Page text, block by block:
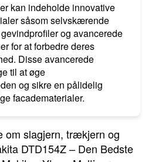
kan indeholde innovative
såsom selvskærende
og avancerede
for at forbedre deres
Disse avancerede
til at øge
og sikre en pålidelig
facadematerialer.
om slagjern, trækjern og
DTD154Z – Den Bedste